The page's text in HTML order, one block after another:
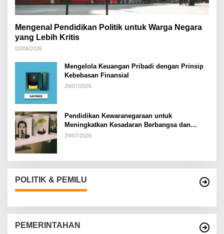
Mengenal Pendidikan Politik untuk Warga Negara
yang Lebih Kritis
02/08/2026
Mengelola Keuangan Pribadi dengan Prinsip
Kebebasan Finansial
29/07/2026
Pendidikan Kewaranegaraan untuk
Meningkatkan Kesadaran Berbangsa dan
Bernegara di…
29/07/2026
POLITIK & PEMILU
PEMERINTAHAN